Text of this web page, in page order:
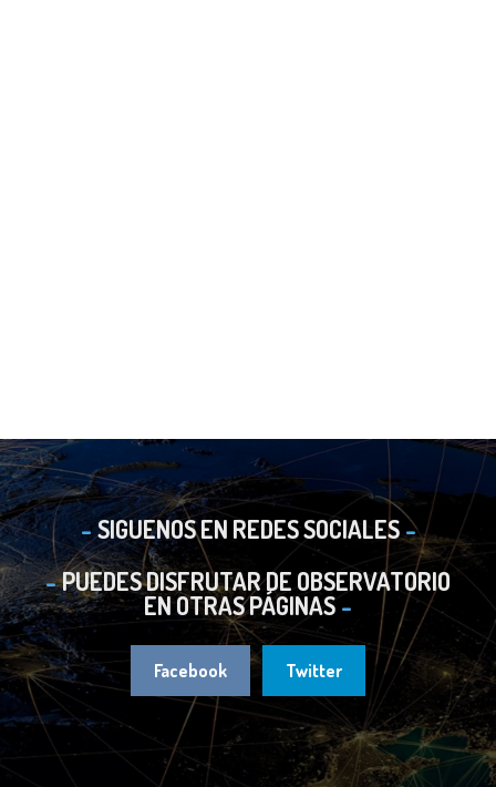
SIGUENOS EN REDES SOCIALES
PUEDES DISFRUTAR DE OBSERVATORIO
EN OTRAS PÁGINAS
Facebook Twitter